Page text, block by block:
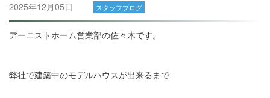
2025年12月05日 スタッフブログ
アーニストホーム営業部の佐々木です。
弊社で建築中のモデルハウスが出来るまで